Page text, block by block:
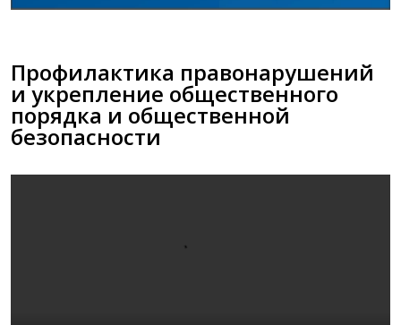
Профилактика правонарушений
и укрепление общественного
порядка и общественной
безопасности